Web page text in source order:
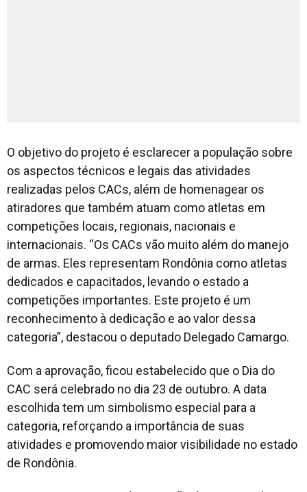
O objetivo do projeto é esclarecer a população sobre
os aspectos técnicos e legais das atividades
realizadas pelos CACs, além de homenagear os
atiradores que também atuam como atletas em
competições locais, regionais, nacionais e
internacionais. “Os CACs vão muito além do manejo
de armas. Eles representam Rondônia como atletas
dedicados e capacitados, levando o estado a
competições importantes. Este projeto é um
reconhecimento à dedicação e ao valor dessa
categoria”, destacou o deputado Delegado Camargo.
Com a aprovação, ficou estabelecido que o Dia do
CAC será celebrado no dia 23 de outubro. A data
escolhida tem um simbolismo especial para a
categoria, reforçando a importância de suas
atividades e promovendo maior visibilidade no estado
de Rondônia.